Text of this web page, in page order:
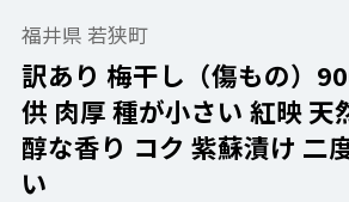
福井県 若狭町
訳あり 梅干し（傷もの）
供 肉厚 種が小さい 紅映 天
醇な香り コク 紫蘇漬け 二
い